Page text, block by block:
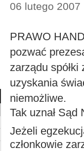
06 lutego 2007
PRAWO
pozwać
zarządu
uzyskania
niemożliwe.
Tak uznał
Jeżeli
członkowie